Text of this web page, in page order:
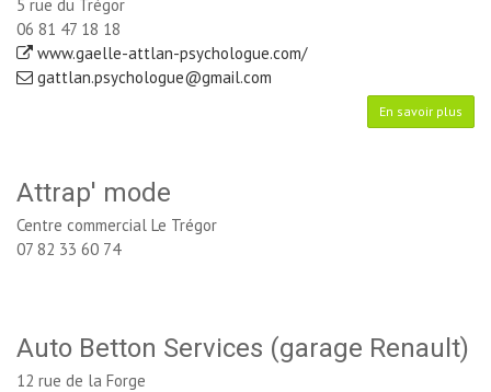
5 rue du Trégor
06 81 47 18 18
www.gaelle-attlan-psychologue.com/
gattlan.psychologue@gmail.com
En savoir plus
Attrap' mode
Centre commercial Le Trégor
07 82 33 60 74
Auto Betton Services (garage Renault)
12 rue de la Forge